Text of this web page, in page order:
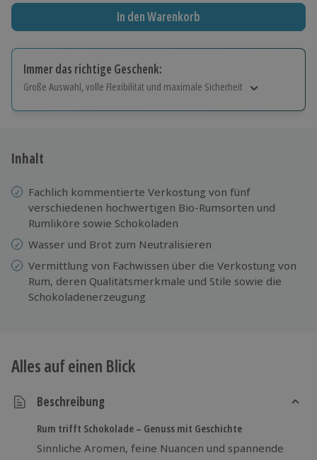
In den Warenkorb
Immer das richtige Geschenk:
Große Auswahl, volle Flexibilität und maximale Sicherheit
Jeder Gutschein für alle Erlebnisse einlösbar.
Inhalt
Fachlich kommentierte Verkostung von fünf
verschiedenen hochwertigen Bio-Rumsorten und
Rumliköre sowie Schokoladen
Wasser und Brot zum Neutralisieren
Vermittlung von Fachwissen über die Verkostung von
Rum, deren Qualitätsmerkmale und Stile sowie die
Schokoladenerzeugung
Alles auf einen Blick
Beschreibung
Rum trifft Schokolade – Genuss mit Geschichte
Sinnliche Aromen, feine Nuancen und spannende